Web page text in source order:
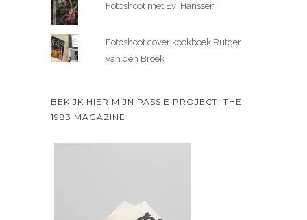
Fotoshoot met Evi Hanssen
Fotoshoot cover kookboek Rutger
van den Broek
BEKIJK HIER MIJN PASSIE PROJECT; THE
1983 MAGAZINE